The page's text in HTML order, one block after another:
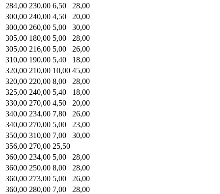
284,00 230,00 6,50
28,00
300,00 240,00 4,50
20,00
300,00 260,00 5,00
30,00
305,00 180,00 5,00
28,00
305,00 216,00 5,00
26,00
310,00 190,00 5,40
18,00
320,00 210,00 10,00 45,00
320,00 220,00 8,00
28,00
325,00 240,00 5,40
18,00
330,00 270,00 4,50
20,00
340,00 234,00 7,80
26,00
340,00 270,00 5,00
23,00
350,00 310,00 7,00
30,00
356,00 270,00 25,50
360,00 234,00 5,00
28,00
360,00 250,00 8,00
28,00
360,00 273,00 5,00
26,00
360,00 280,00 7,00
28,00